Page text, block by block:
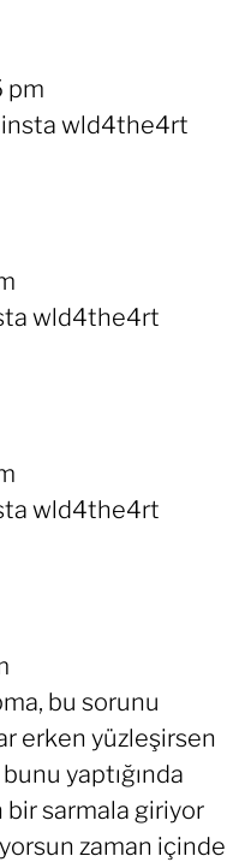
pm
insta wld4the4rt
wld4the4rt
wld4the4rt
bu sorunu
erken yüzleşirsen
yaptığında
bir sarmala giriyor
zaman içinde